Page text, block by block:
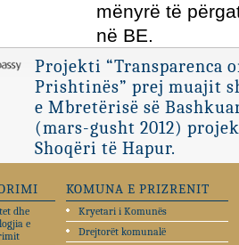
mënyrë të
në BE.
Projekti “Transparenca
Prishtinës” prej muajit
e Mbretërisë së
(mars-gusht 2012)
Shoqëri të Hapur.
dhe
e
KOMUNA E PRIZRENIT
Kryetari i Komunës
Drejtorët komunalë